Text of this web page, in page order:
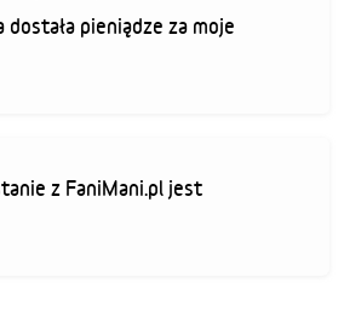
dostała pieniądze za moje
z FaniMani.pl jest